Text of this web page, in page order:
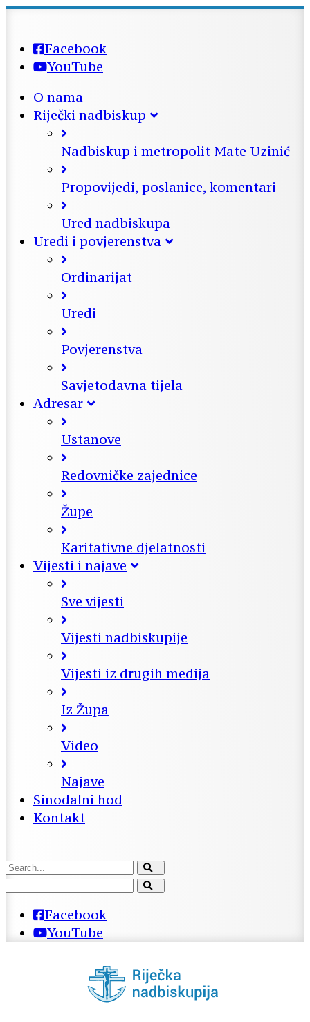
Facebook
YouTube
O nama
Riječki nadbiskup
Nadbiskup i metropolit Mate Uzinić
Propovijedi, poslanice, komentari
Ured nadbiskupa
Uredi i povjerenstva
Ordinarijat
Uredi
Povjerenstva
Savjetodavna tijela
Adresar
Ustanove
Redovničke zajednice
Župe
Karitativne djelatnosti
Vijesti i najave
Sve vijesti
Vijesti nadbiskupije
Vijesti iz drugih medija
Iz Župa
Video
Najave
Sinodalni hod
Kontakt
Facebook
YouTube